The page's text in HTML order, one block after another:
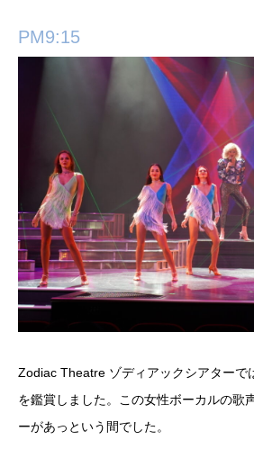
PM9:15
Zodiac Theatre ゾディアックシアターで
を鑑賞しました。この女性ボーカルの歌
ーがあっという間でした。